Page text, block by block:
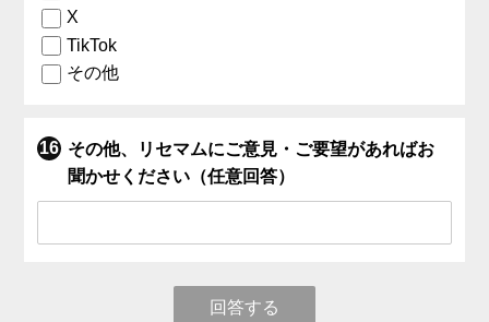
X
TikTok
その他
その他、リセマムにご意見・ご要望があればお
聞かせください（任意回答）
回答する